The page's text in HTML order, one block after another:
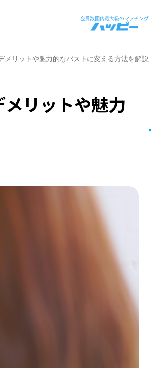
メリットや魅力的なバストに変える方法を解説
メリットや魅力